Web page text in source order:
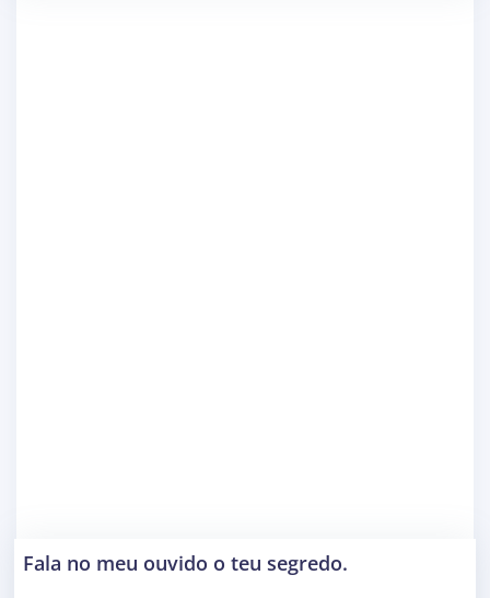
Fala no meu ouvido o teu segredo.